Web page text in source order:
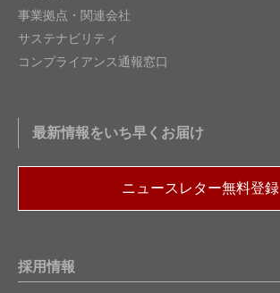
事業拠点・関連会社
サステナビリティ
コンプライアンス通報窓口
最新情報をいち早くお届け
ニュースレター無料登録
採用情報